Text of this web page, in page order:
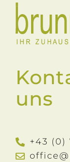
uns
+43 (0)